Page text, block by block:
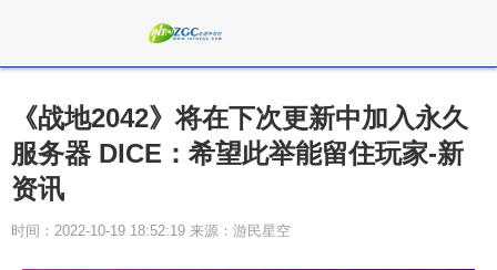
《战地2042》将在下次更新中加入永久
服务器 DICE：希望此举能留住玩家-新
资讯
时间：2022-10-19 18:52:19 来源：游民星空